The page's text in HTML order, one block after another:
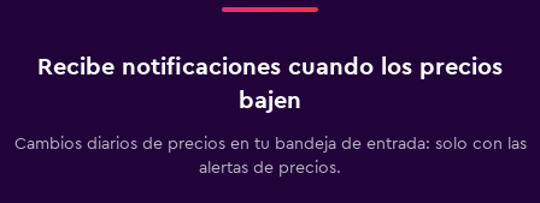
Recibe notificaciones cuando los precios
bajen
Cambios diarios de precios en tu bandeja de entrada: solo con las
alertas de precios.